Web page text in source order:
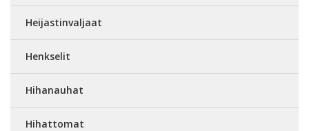
Heijastinvaljaat
Henkselit
Hihanauhat
Hihattomat